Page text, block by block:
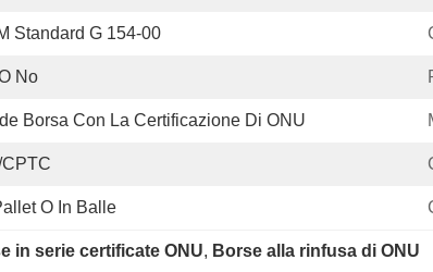
Standard G 154-00
No
Borsa Con La Certificazione Di ONU
O In Balle
in serie certificate ONU, Borse alla rinfusa di ONU